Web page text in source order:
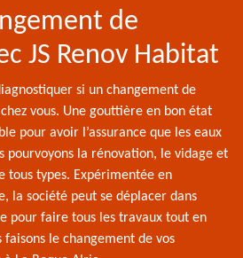
de
JS Renov Habitat
si un changement de
vous. Une gouttière en bon état
pour avoir l’assurance que les eaux
pourvoyons la rénovation, le vidage et
tous types. Expérimentée en
la société peut se déplacer dans
pour faire tous les travaux tout en
faisons le changement de vos